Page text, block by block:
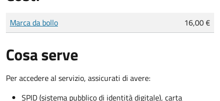
Tipo di pagamento
Importo
Marca da bollo 16,00 €
Cosa serve
Per accedere al servizio, assicurati di avere:
SPID (sistema pubblico di identità digitale), carta